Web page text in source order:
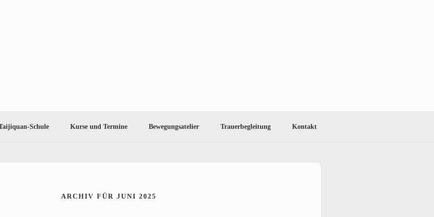
Schule Kurse und Termine Bewegungsatelier Trauerbegleitung Kontakt
ARCHIV FÜR JUNI 2025